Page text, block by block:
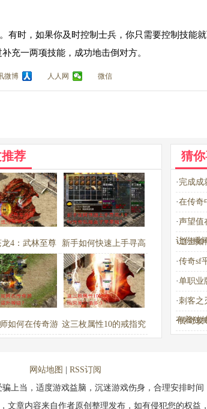
有时，如果你及时控制士兵，你只需要控制技能
充一两项技能，成功地击倒对方。
微博 人人网 微信
推荐
4：武林至尊
何成为天下第
一？
新手如何快速上手寻高
人996传奇私服盒子苹
果版？
如何在传奇游 这三枚属性10的戒指究
猜
· 完成成
·在传奇
·声望值
让你瞬
·道士如
·传奇sf
·单职业
·刺客之
有着独
·传奇攻
网站地图
RSS订阅
上当，适度游戏益脑，沉迷游戏伤身，合理安排时间
章内容来自作者原创整理发布，如有侵犯您的权益